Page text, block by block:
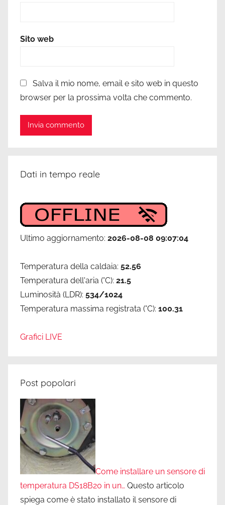
Sito web
Salva il mio nome, email e sito web in questo
browser per la prossima volta che commento.
Dati in tempo reale
Ultimo aggiornamento: 2026-08-08 09:07:04
Temperatura della caldaia: 52.56
Temperatura dell'aria (°C): 21.5
Luminosità (LDR): 534/1024
Temperatura massima registrata (°C): 100.31
Grafici LIVE
Post popolari
Come installare un sensore di
temperatura DS18B20 in un… Questo articolo
spiega come è stato installato il sensore di